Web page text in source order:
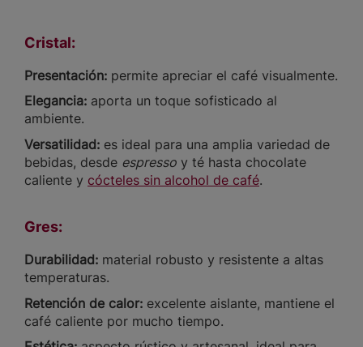
Cristal:
Presentación: permite apreciar el café visualmente.
Elegancia: aporta un toque sofisticado al
ambiente.
Versatilidad: es ideal para una amplia variedad de
bebidas, desde espresso y té hasta chocolate
caliente y cócteles sin alcohol de café.
Gres:
Durabilidad: material robusto y resistente a altas
temperaturas.
Retención de calor: excelente aislante, mantiene el
café caliente por mucho tiempo.